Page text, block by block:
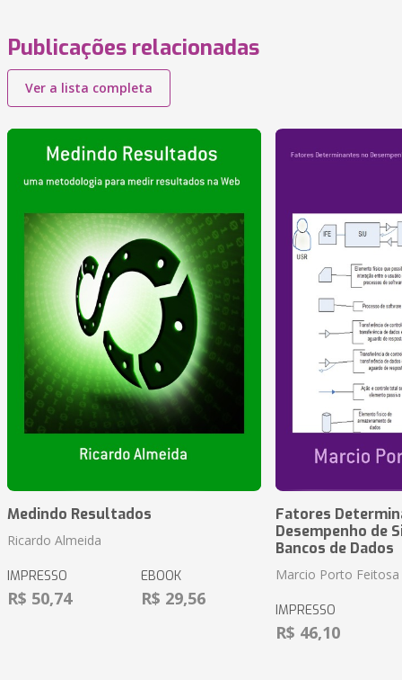
Publicações relacionadas
Ver a lista completa
Medindo Resultados
Ricardo Almeida
IMPRESSO
R$ 50,74
EBOOK
R$ 29,56
Fatores
Desempenho de
Bancos de Dados
Marcio Porto Feitosa
IMPRESSO
R$ 46,10